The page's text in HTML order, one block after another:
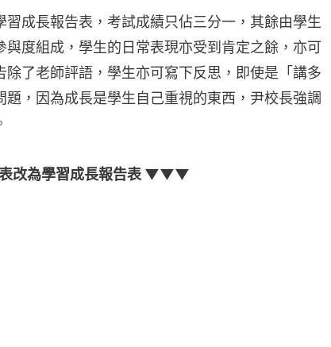
習成長報告表，考試成績只佔三分一，其餘由學生
與度組成，學生的日常表現亦受到肯定之餘，亦可
除了老師評語，學生亦可寫下反思，即使是「講多
題，因為成長是學生自己重視的東西，尹校長強調
改為學習成長報告表 ▼▼▼